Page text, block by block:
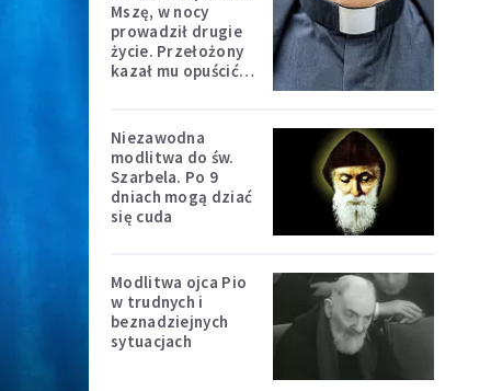
Mszę, w nocy
prowadził drugie
życie. Przełożony
kazał mu opuścić
Niezawodna
modlitwa do św.
Szarbela. Po 9
dniach mogą dziać
się cuda
Modlitwa ojca Pio
w trudnych i
beznadziejnych
sytuacjach